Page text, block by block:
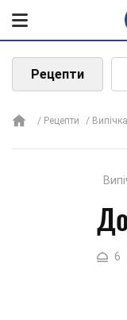
Рецепти
Рецепти
6